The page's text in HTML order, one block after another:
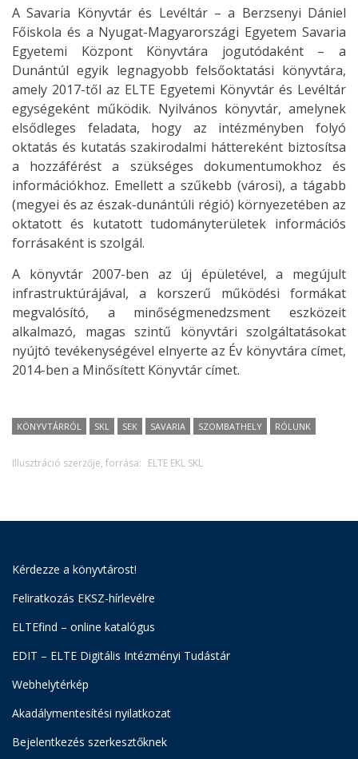
A Savaria Könyvtár és Levéltár – a Berzsenyi Dániel
Főiskola és a Nyugat-Magyarországi Egyetem Savaria
Egyetemi Központ Könyvtára jogutódaként – a
Dunántúl egyik legnagyobb felsőoktatási könyvtára,
amely 2017-től az ELTE Egyetemi Könyvtár és Levéltár
egységeként működik. Nyilvános könyvtár, amelynek
elsődleges feladata, hogy az intézményben folyó
oktatás és kutatás szakirodalmi háttereként biztosítsa
a hozzáférést a szükséges dokumentumokhoz és
információkhoz. Emellett a szűkebb (városi), a tágabb
(megyei és az észak-dunántúli régió) környezetében az
oktatott és kutatott tudományterületek információs
forrásaként is szolgál.
A könyvtár 2007-ben az új épületével, a megújult
infrastruktúrájával, a korszerű működési formákat
megvalósító, a minőségmenedzsment eszközeit
alkalmazó, magas szintű könyvtári szolgáltatásokat
nyújtó tevékenységével elnyerte az Év könyvtára címet,
2014-ben a Minősített Könyvtár címet.
KÖNYVTÁRRÓL SKL SEK SAVARIA SZOMBATHELY RÓLUNK
Illusztráció szerzője, forrása: ELTE EKL SKL
Kérdezze a könyvtárost!
Feliratkozás EKSZ-hírlevélre
ELTEfind – online katalógus
EDIT – ELTE Digitális Intézményi Tudástár
Webhelytérkép
Akadálymentesítési nyilatkozat
Bejelentkezés szerkesztőknek